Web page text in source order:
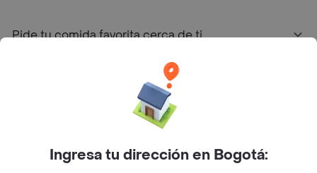
Pide tu comida favorita cerca de ti
Sobre RappiIngresa tu dirección en Bogotá: